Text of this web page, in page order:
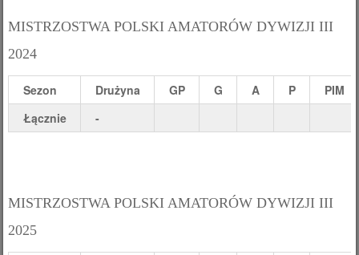
MISTRZOSTWA POLSKI AMATORÓW DYWIZJI III
2024
Sezon Drużyna GP G A P
PIM
Łącznie
-
MISTRZOSTWA POLSKI AMATORÓW DYWIZJI III
2025